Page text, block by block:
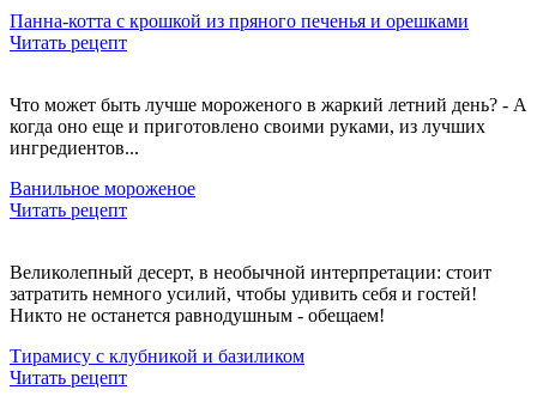
Панна-котта с крошкой из пряного печенья и орешками
Читать рецепт
Что может быть лучше мороженого в жаркий летний день? - А
когда оно еще и приготовлено своими руками, из лучших
ингредиентов...
Ванильное мороженое
Читать рецепт
Великолепный десерт, в необычной интерпретации: стоит
затратить немного усилий, чтобы удивить себя и гостей!
Никто не останется равнодушным - обещаем!
Тирамису с клубникой и базиликом
Читать рецепт